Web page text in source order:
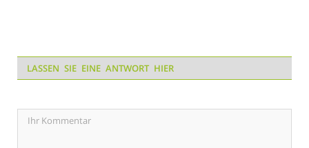
LASSEN SIE EINE ANTWORT HIER